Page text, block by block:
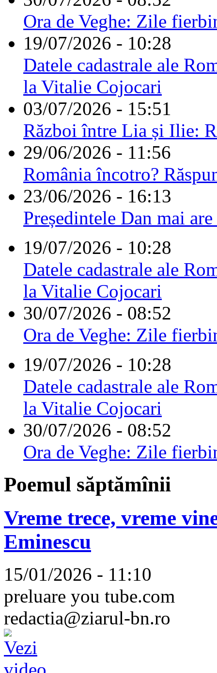
Ora de Veghe: Zile
19/07/2026 - 10:28
Datele cadastrale ale
la Vitalie Cojocari
03/07/2026 - 15:51
Război între Lia și Ilie:
29/06/2026 - 11:56
România încotro?
23/06/2026 - 16:13
Președintele Dan mai
19/07/2026 - 10:28
Datele cadastrale ale
la Vitalie Cojocari
30/07/2026 - 08:52
Ora de Veghe: Zile
19/07/2026 - 10:28
Datele cadastrale ale
la Vitalie Cojocari
30/07/2026 - 08:52
Ora de Veghe: Zile
Poemul săptămînii
Vreme trece, vreme
Eminescu
15/01/2026 - 11:10
preluare you tube.com
redactia@ziarul-bn.ro